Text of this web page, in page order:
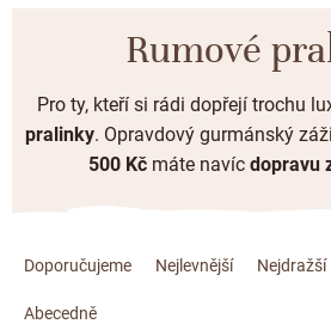
BESTSELLERY
TABULKOVÁ ČOKOLÁDA
Plněné čokolády
Mléčná čokoláda
Hořká čokoláda
Bílá čokoláda
BONBONIERY, PRALINKY A LANÝŽE
Nugát
Kusové pralinky a lanýže
Letní dárky ☀️
Svatební čokolády
ZAKÁZKOVÁ VÝROBA
Rumové
Pro ty, kteří si rádi dopřejí trochu
pralinky. Opravdový gurmánský
500 Kč máte navíc dopravu
Doporučujeme Nejlevnější Nejdražší
Abecedně